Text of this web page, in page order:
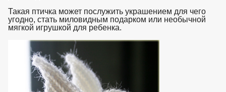
Такая птичка может послужить украшением для чего
угодно, стать миловидным подарком или необычной
мягкой игрушкой для ребенка.